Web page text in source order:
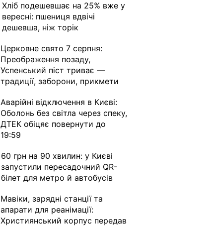
Хліб подешевшає на 25% вже у
вересні: пшениця вдвічі
дешевша, ніж торік
Церковне свято 7 серпня:
Преображення позаду,
Успенський піст триває —
традиції, заборони, прикмети
Аварійні відключення в Києві:
Оболонь без світла через спеку,
ДТЕК обіцяє повернути до
19:59
60 грн на 90 хвилин: у Києві
запустили пересадочний QR-
білет для метро й автобусів
Мавіки, зарядні станції та
апарати для реанімації:
Християнський корпус передав